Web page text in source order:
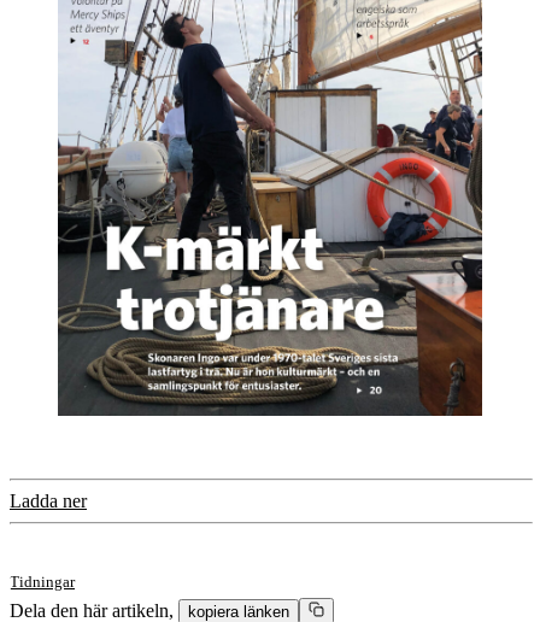
Ladda ner
Tidningar
Dela den här artikeln, kopiera länken